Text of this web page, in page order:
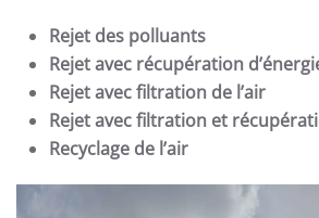
Rejet des polluants
Rejet avec récupération
Rejet avec filtration de l’air
Rejet avec filtration et
Recyclage de l’air